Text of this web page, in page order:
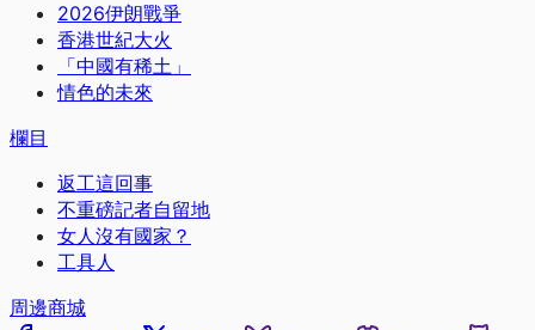
2026伊朗戰爭
香港世紀大火
「中國有稀土」
情色的未來
欄目
返工這回事
不重磅記者自留地
女人沒有國家？
工具人
周邊商城